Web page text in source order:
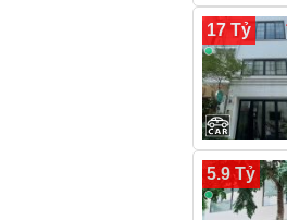
17 Tỷ
5.9 Tỷ